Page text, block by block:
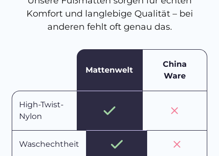
Komfort und langlebige Qualität – bei
anderen fehlt oft genau das.
Mattenwelt
China
Ware
High-Twist-
Nylon
Waschechtheit